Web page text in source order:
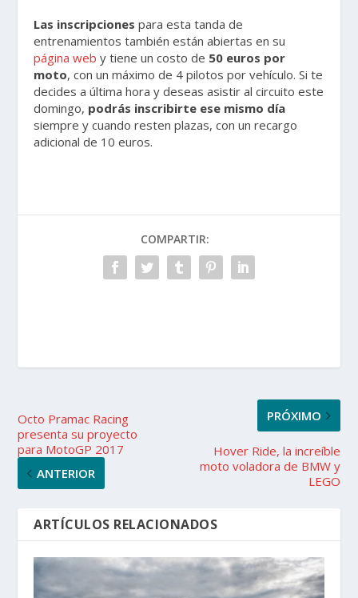
Las inscripciones para esta tanda de
entrenamientos también están abiertas en su
página web y tiene un costo de 50 euros por
moto, con un máximo de 4 pilotos por vehículo. Si te
decides a última hora y deseas asistir al circuito este
domingo, podrás inscribirte ese mismo día
siempre y cuando resten plazas, con un recargo
adicional de 10 euros.
COMPARTIR:
Octo Pramac Racing
presenta su proyecto
para MotoGP 2017
ANTERIOR
PRÓXIMO
Hover Ride, la increíble
moto voladora de BMW y
LEGO
ARTÍCULOS RELACIONADOS